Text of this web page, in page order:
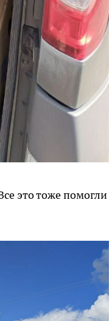
это тоже помогли